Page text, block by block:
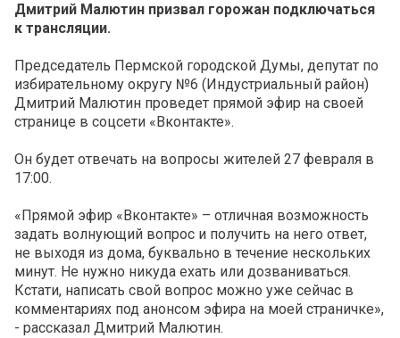
Дмитрий Малютин призвал горожан подключаться
к трансляции.
Председатель Пермской городской Думы, депутат по
избирательному округу №6 (Индустриальный район)
Дмитрий Малютин проведет прямой эфир на своей
странице в соцсети «Вконтакте».
Он будет отвечать на вопросы жителей 27 февраля в
17:00.
«Прямой эфир «Вконтакте» – отличная возможность
задать волнующий вопрос и получить на него ответ,
не выходя из дома, буквально в течение нескольких
минут. Не нужно никуда ехать или дозваниваться.
Кстати, написать свой вопрос можно уже сейчас в
комментариях под анонсом эфира на моей страничке»,
- рассказал Дмитрий Малютин.